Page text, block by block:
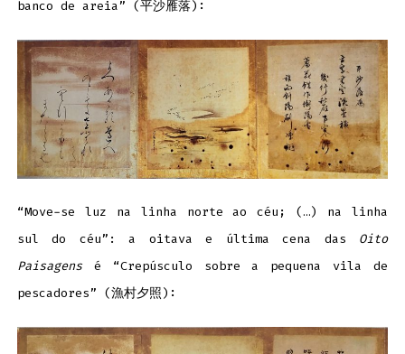
banco de areia” (平沙雁落):
“Move-se luz na linha norte ao céu; (…) na linha
sul do céu”: a oitava e última cena das Oito
Paisagensé “Crepúsculo sobre a pequena vila de
pescadores” (漁村夕照):